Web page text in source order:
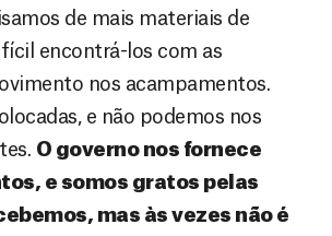
de mais materiais de
encontrá-los com as
nos acampamentos.
e não podemos nos
O governo nos fornece
e somos gratos pelas
mas às vezes não é